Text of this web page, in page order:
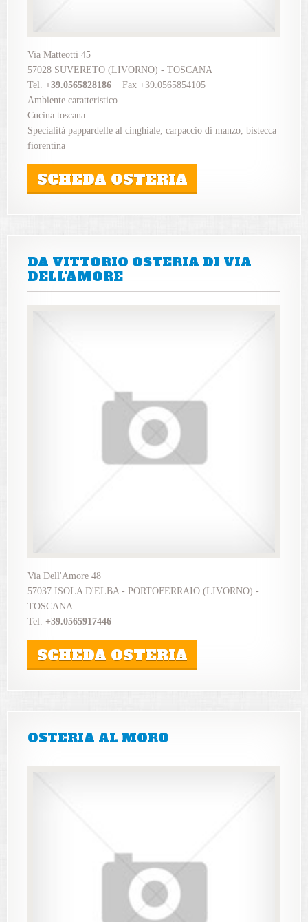
Via Matteotti 45
57028 SUVERETO (LIVORNO) - TOSCANA
Tel. +39.0565828186 Fax +39.0565854105
Ambiente caratteristico
Cucina toscana
Specialità pappardelle al cinghiale, carpaccio di manzo, bistecca
fiorentina
SCHEDA OSTERIA
DA VITTORIO OSTERIA DI VIA
DELL'AMORE
Via Dell'Amore 48
57037 ISOLA D'ELBA - PORTOFERRAIO (LIVORNO) -
TOSCANA
Tel. +39.0565917446
SCHEDA OSTERIA
OSTERIA AL MORO